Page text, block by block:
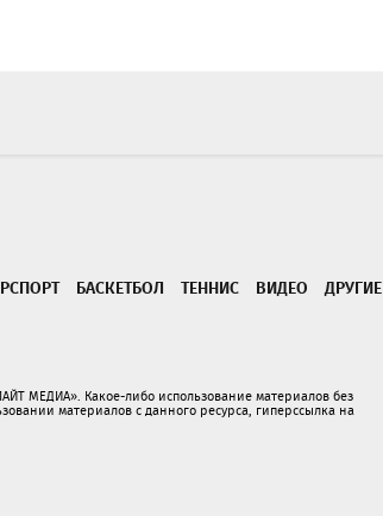
БАСКЕТБОЛ ТЕННИС ВИДЕО ДРУГИЕ
МЕДИА». Какое-либо использование материалов без
материалов с данного ресурса, гиперссылка на